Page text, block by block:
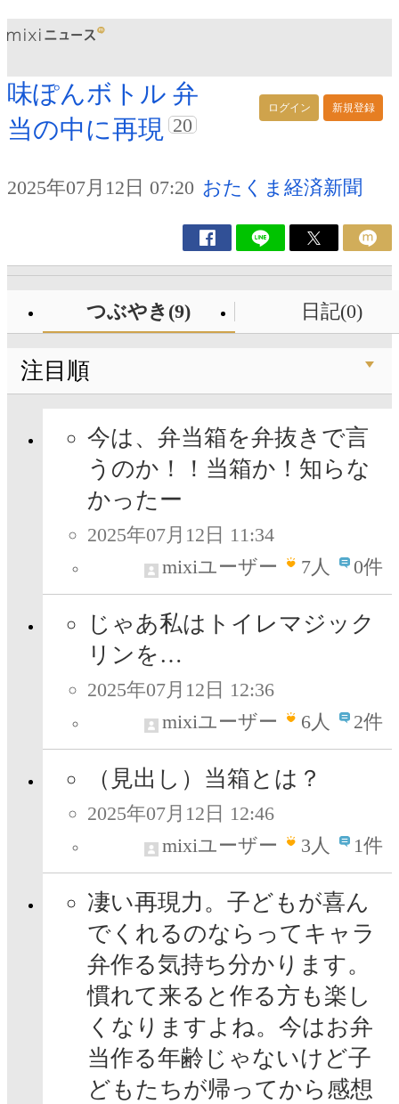
ログイン 新規登録
味ぽんボトル 弁
当の中に再現 20
2025年07月12日 07:20 おたくま経済新聞
つぶやき(9) 日記(0)
注目順
今は、弁当箱を弁抜きで言
うのか！！当箱か！知らな
かったー
2025年07月12日 11:34
mixiユーザー
7人 0件
じゃあ私はトイレマジック
リンを…
2025年07月12日 12:36
mixiユーザー
6人 2件
（見出し）当箱とは？
2025年07月12日 12:46
mixiユーザー
3人 1件
凄い再現力。子どもが喜ん
でくれるのならってキャラ
弁作る気持ち分かります。
慣れて来ると作る方も楽し
くなりますよね。今はお弁
当作る年齢じゃないけど子
どもたちが帰ってから感想